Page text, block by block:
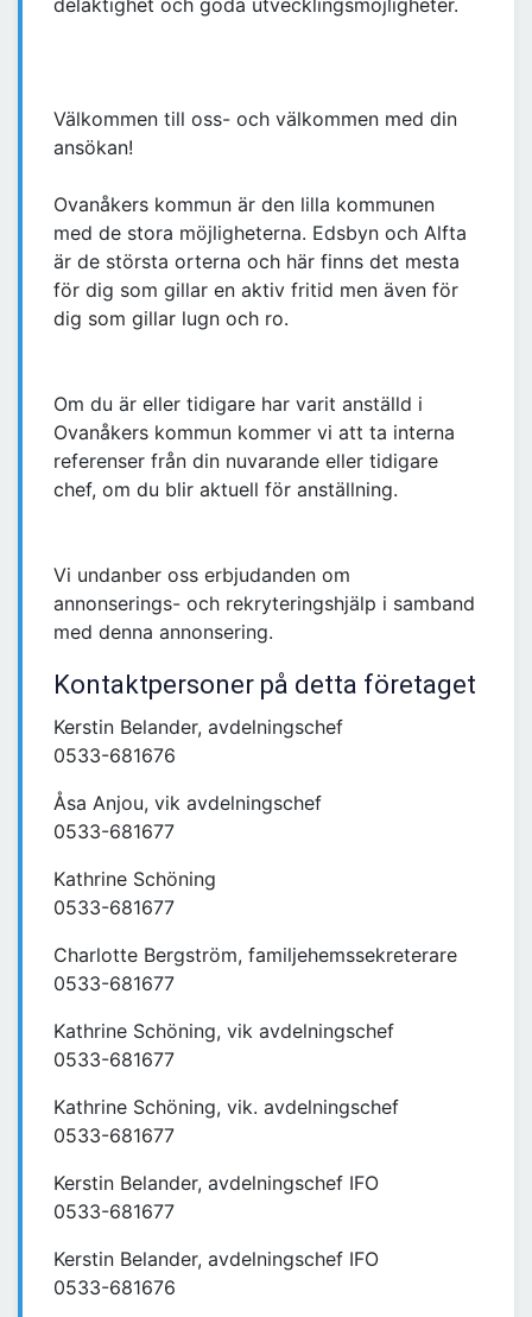
delaktighet och goda utvecklingsmöjligheter.
Välkommen till oss- och välkommen med din
ansökan!
Ovanåkers kommun är den lilla kommunen
med de stora möjligheterna. Edsbyn och Alfta
är de största orterna och här finns det mesta
för dig som gillar en aktiv fritid men även för
dig som gillar lugn och ro.
Om du är eller tidigare har varit anställd i
Ovanåkers kommun kommer vi att ta interna
referenser från din nuvarande eller tidigare
chef, om du blir aktuell för anställning.
Vi undanber oss erbjudanden om
annonserings- och rekryteringshjälp i samband
med denna annonsering.
Kontaktpersoner på detta företaget
Kerstin Belander, avdelningschef
0533-681676
Åsa Anjou, vik avdelningschef
0533-681677
Kathrine Schöning
0533-681677
Charlotte Bergström, familjehemssekreterare
0533-681677
Kathrine Schöning, vik avdelningschef
0533-681677
Kathrine Schöning, vik. avdelningschef
0533-681677
Kerstin Belander, avdelningschef IFO
0533-681677
Kerstin Belander, avdelningschef IFO
0533-681676